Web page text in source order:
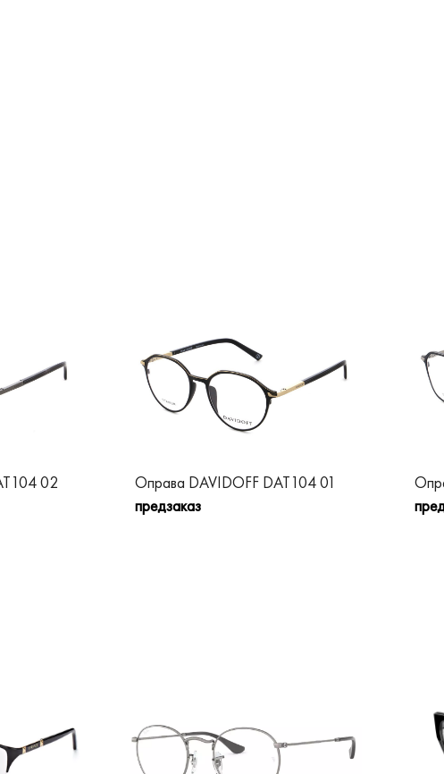
02
Оправа DAVIDOFF DAT104 01
предзаказ